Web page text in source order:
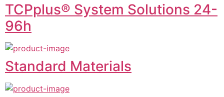
TCPplus® System Solutions 24-
96h
Standard Materials